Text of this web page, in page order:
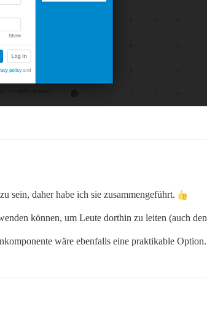
sein, daher habe ich sie zusammengeführt.
können, um Leute dorthin zu leiten (auch den
wäre ebenfalls eine praktikable Option.